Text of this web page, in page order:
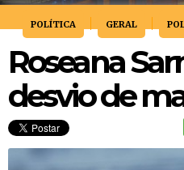
POLÍTICA GERAL
Roseana
desvio de